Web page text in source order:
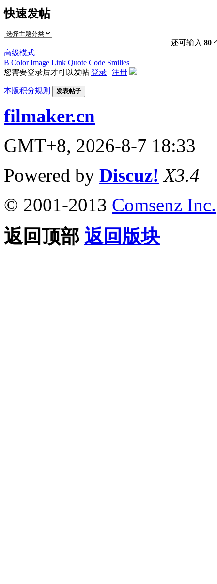
快速发帖
还可输入80
高级模式
B Color Image Link Quote Code Smilies
您需要登录后才可以发帖 登录 | 注册
本版积分规则 发表帖子
filmaker.cn
GMT+8, 2026-8-7 18:33
Powered by Discuz! X3.4
© 2001-2013 Comsenz Inc.
返回顶部 返回版块